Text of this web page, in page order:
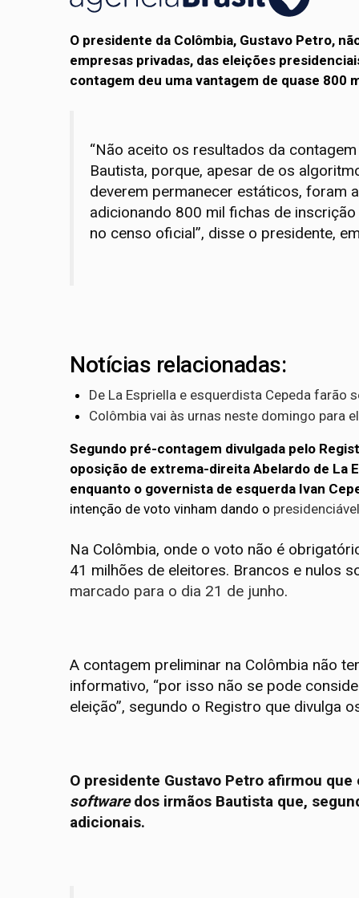
O presidente da Colômbia, Gustavo Petro,
empresas privadas, das eleições
contagem deu uma vantagem de quase 800
“Não aceito os resultados da
Bautista, porque, apesar de os
deverem permanecer estáticos, foram
adicionando 800 mil fichas de
no censo oficial”, disse o presidente,
Notícias relacionadas:
De La Espriella e esquerdista Cepeda farão
Colômbia vai às urnas neste domingo para
Segundo pré-contagem divulgada pelo
oposição de extrema-direita Abelardo de La
enquanto o governista de esquerda Ivan
intenção de voto vinham dando o
Na Colômbia, onde o voto não é
41 milhões de eleitores. Brancos e nulos
marcado para o dia 21 de junho.
A contagem preliminar na Colômbia não
informativo, “por isso não se pode
eleição”, segundo o Registro que divulga
O presidente Gustavo Petro afirmou
softwaredos irmãos Bautista que,
adicionais.